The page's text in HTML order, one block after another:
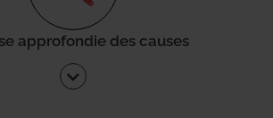
approfondie des causes